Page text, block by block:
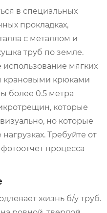
в специальных
прокладках,
с металлом и
труб по земле.
использование мягких
крановыми крюками
более 0.5 метра
которые
но которые
Требуйте от
процесса
жизнь б/у труб.